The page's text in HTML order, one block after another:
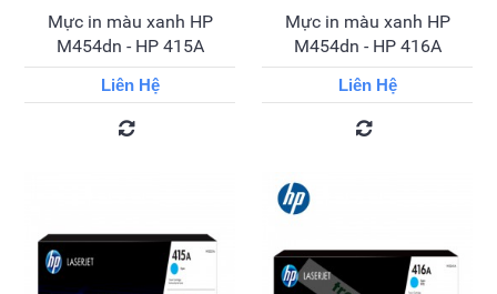
Mực in màu xanh HP
M454dn - HP 415A
Liên Hệ
Mực in màu xanh HP
M454dn - HP 416A
Liên Hệ